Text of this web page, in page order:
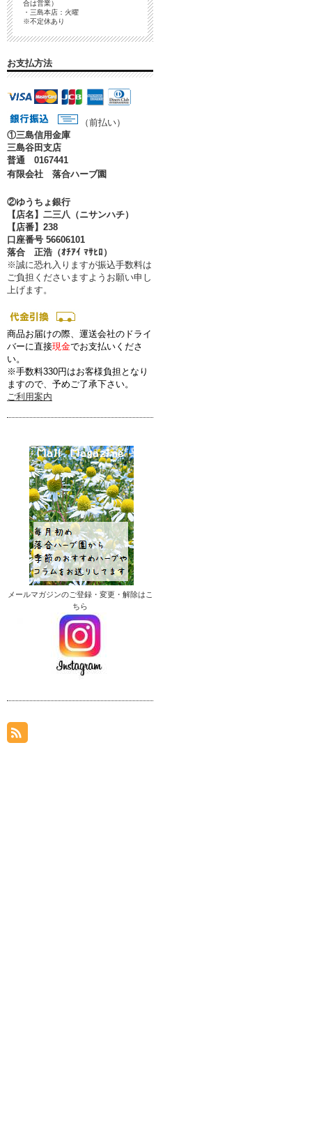
合は営業）
・三島本店：火曜
※不定休あり
お支払方法
（前払い）
①三島信用金庫
三島谷田支店
普通 0167441
有限会社 落合ハーブ園
②ゆうちょ銀行
【店名】二三八（ニサンハチ）
【店番】238
口座番号 56606101
落合 正浩（ｵﾁｱｲ ﾏｻﾋﾛ）
※誠に恐れ入りますが振込手数料は
ご負担くださいますようお願い申し
上げます。
商品お届けの際、運送会社のドライ
バーに直接現金でお支払いくださ
い。
※手数料330円はお客様負担となり
ますので、予めご了承下さい。
ご利用案内
メールマガジンのご登録・変更・解除はこ
ちら